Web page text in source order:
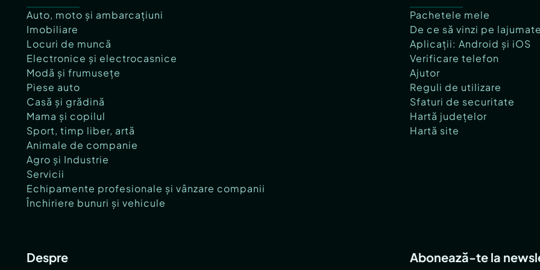
Auto, moto și ambarcațiuni
Imobiliare
Locuri de muncă
Electronice și electrocasnice
Modă și frumusețe
Piese auto
Casă și grădină
Mama și copilul
Sport, timp liber, artă
Animale de companie
Agro și Industrie
Servicii
Echipamente profesionale și vânzare companii
Închiriere bunuri și vehicule
Pachetele mele
De ce să vinzi pe
Aplicații: Android și iOS
Verificare telefon
Ajutor
Reguli de utilizare
Sfaturi de securitate
Hartă județelor
Hartă site
Despre Abonează-te la